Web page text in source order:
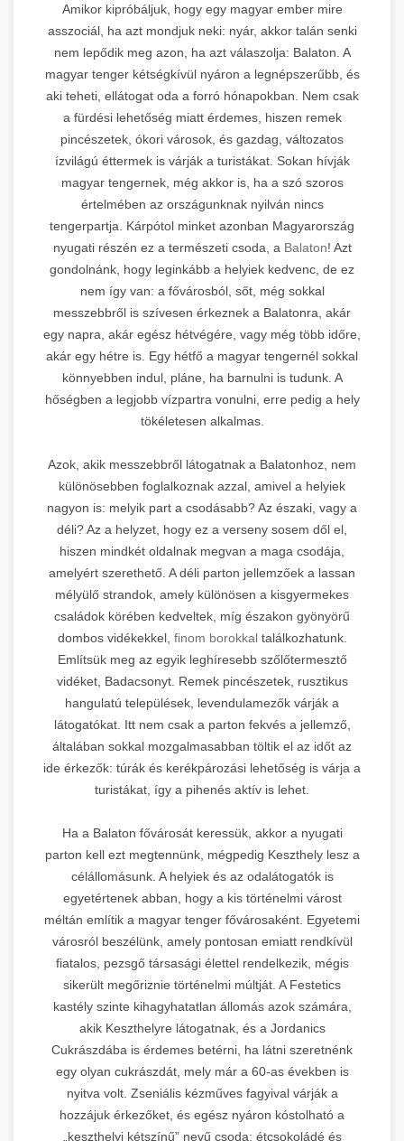
Amikor kipróbáljuk, hogy egy magyar ember mire
asszociál, ha azt mondjuk neki: nyár, akkor talán senki
nem lepődik meg azon, ha azt válaszolja: Balaton. A
magyar tenger kétségkívül nyáron a legnépszerűbb, és
aki teheti, ellátogat oda a forró hónapokban. Nem csak
a fürdési lehetőség miatt érdemes, hiszen remek
pincészetek, ókori városok, és gazdag, változatos
ízvilágú éttermek is várják a turistákat. Sokan hívják
magyar tengernek, még akkor is, ha a szó szoros
értelmében az országunknak nyilván nincs
tengerpartja. Kárpótol minket azonban Magyarország
nyugati részén ez a természeti csoda, a Balaton! Azt
gondolnánk, hogy leginkább a helyiek kedvenc, de ez
nem így van: a fővárosból, sőt, még sokkal
messzebbről is szívesen érkeznek a Balatonra, akár
egy napra, akár egész hétvégére, vagy még több időre,
akár egy hétre is. Egy hétfő a magyar tengernél sokkal
könnyebben indul, pláne, ha barnulni is tudunk. A
hőségben a legjobb vízpartra vonulni, erre pedig a hely
tökéletesen alkalmas.
Azok, akik messzebbről látogatnak a Balatonhoz, nem
különösebben foglalkoznak azzal, amivel a helyiek
nagyon is: melyik part a csodásabb? Az északi, vagy a
déli? Az a helyzet, hogy ez a verseny sosem dől el,
hiszen mindkét oldalnak megvan a maga csodája,
amelyért szerethető. A déli parton jellemzőek a lassan
mélyülő strandok, amely különösen a kisgyermekes
családok körében kedveltek, míg északon gyönyörű
dombos vidékekkel, finom borokkal találkozhatunk.
Említsük meg az egyik leghíresebb szőlőtermesztő
vidéket, Badacsonyt. Remek pincészetek, rusztikus
hangulatú települések, levendulamezők várják a
látogatókat. Itt nem csak a parton fekvés a jellemző,
általában sokkal mozgalmasabban töltik el az időt az
ide érkezők: túrák és kerékpározási lehetőség is várja a
turistákat, így a pihenés aktív is lehet.
Ha a Balaton fővárosát keressük, akkor a nyugati
parton kell ezt megtennünk, mégpedig Keszthely lesz a
célállomásunk. A helyiek és az odalátogatók is
egyetértenek abban, hogy a kis történelmi várost
méltán említik a magyar tenger fővárosaként. Egyetemi
városról beszélünk, amely pontosan emiatt rendkívül
fiatalos, pezsgő társasági élettel rendelkezik, mégis
sikerült megőriznie történelmi múltját. A Festetics
kastély szinte kihagyhatatlan állomás azok számára,
akik Keszthelyre látogatnak, és a Jordanics
Cukrászdába is érdemes betérni, ha látni szeretnénk
egy olyan cukrászdát, mely már a 60-as években is
nyitva volt. Zseniális kézműves fagyival várják a
hozzájuk érkezőket, és egész nyáron kóstolható a
„keszthelyi kétszínű” nevű csoda: étcsokoládé és